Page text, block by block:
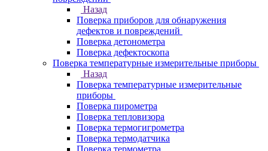
Назад
Поверка приборов для обнаружения
дефектов и повреждений
Поверка детонометра
Поверка дефектоскопа
Поверка температурные измерительные приборы
Назад
Поверка температурные измерительные
приборы
Поверка пирометра
Поверка тепловизора
Поверка термогигрометра
Поверка термодатчика
Поверка термометра